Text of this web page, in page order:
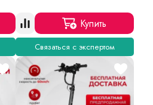
Купить
Связаться с экспертом